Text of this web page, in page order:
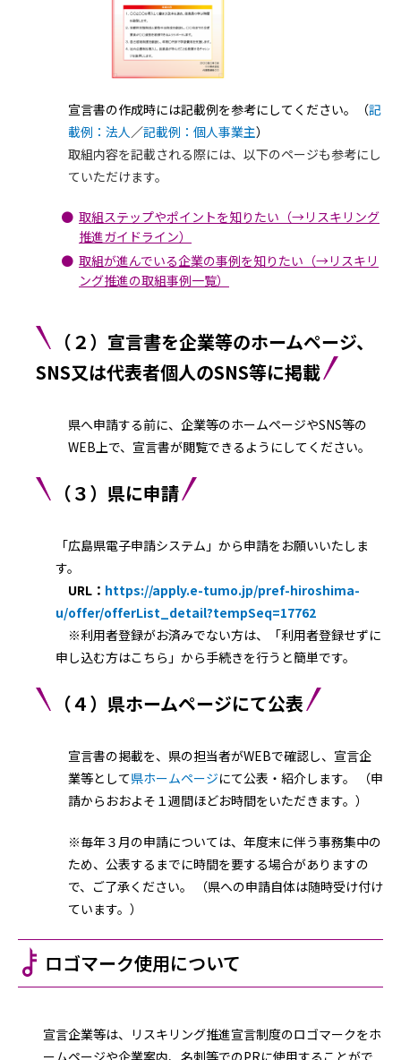
宣言書の作成時には記載例を参考にしてください。（記
載例：法人 ／記載例：個人事業主）
取組内容を記載される際には、以下のページも参考にし
ていただけます。
取組ステップやポイントを知りたい（→リスキリング
推進ガイドライン）
取組が進んでいる企業の事例を知りたい（→リスキリ
ング推進の取組事例一覧）
（２）宣言書を企業等のホームページ、
SNS又は代表者個人のSNS等に掲載
県へ申請する前に、企業等のホームページやSNS等の
WEB上で、宣言書が閲覧できるようにしてください。
（３）県に申請
「広島県電子申請システム」から申請をお願いいたしま
す。
URL： https://apply.e-tumo.jp/pref-hiroshima-
u/offer/offerList_detail?tempSeq=17762​
※利用者登録がお済みでない方は、「利用者登録せずに
申し込む方はこちら」から手続きを行うと簡単です。​​
（４）県ホームページにて公表
宣言書の掲載を、県の担当者がWEBで確認し、宣言企
業等として県ホームページにて公表・紹介します。 （申
請からおおよそ１週間ほどお時間をいただきます。）
※毎年３月の申請については、年度末に伴う事務集中の
ため、公表するまでに時間を要する場合がありますの
で、ご了承ください。 （県への申請自体は随時受け付け
ています。）
ロゴマーク使用について
宣言企業等は、リスキリング推進宣言制度のロゴマークをホ
ームページや企業案内、名刺等でのPRに使用することがで